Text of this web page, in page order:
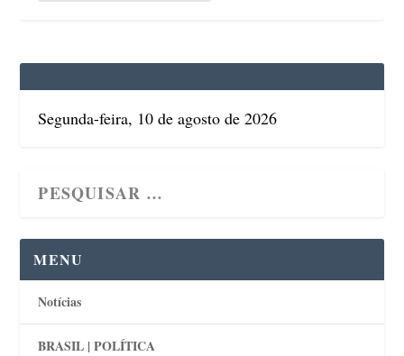
Segunda-feira, 10 de agosto de 2026
MENU
Notícias
BRASIL | POLÍTICA